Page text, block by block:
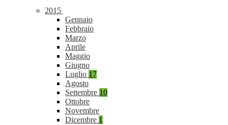
2015
Gennaio
Febbraio
Marzo
Aprile
Maggio
Giugno
Luglio 17
Agosto
Settembre 10
Ottobre
Novembre
Dicembre 1